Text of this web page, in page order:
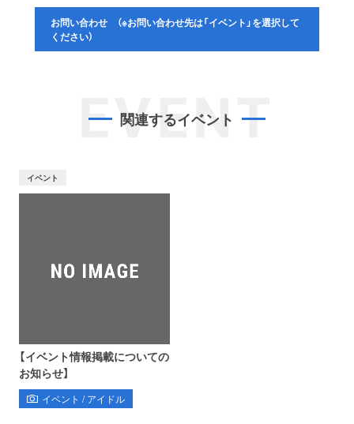
お問い合わせ （※お問い合わせ先は「イベント」を選択して
ください）
EVENT
関連するイベント
イベント
【イベント情報掲載についての
お知らせ】
イベント / アイドル